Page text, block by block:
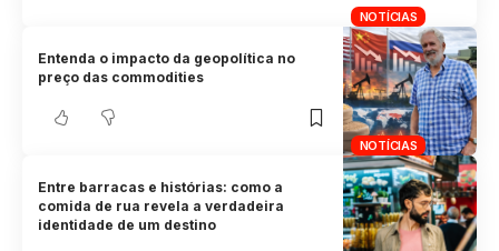
NOTÍCIAS
NOTÍCIAS
Entenda o impacto da geopolítica no
preço das commodities
Entre barracas e histórias: como a
comida de rua revela a verdadeira
identidade de um destino